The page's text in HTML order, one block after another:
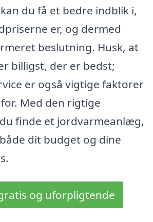
du få et bedre indblik i,
er, og dermed
beslutning. Husk, at
billigst, der er bedst;
er også vigtige faktorer
Med den rigtige
finde et jordvarmeanlæg,
dit budget og dine
og uforpligtende